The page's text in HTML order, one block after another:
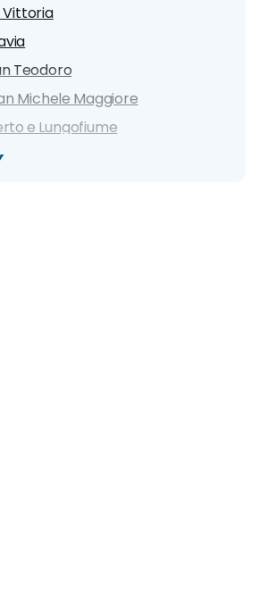
Vittoria
Teodoro
Michele Maggiore
e Lungofiume
e Cupola Arnaboldi